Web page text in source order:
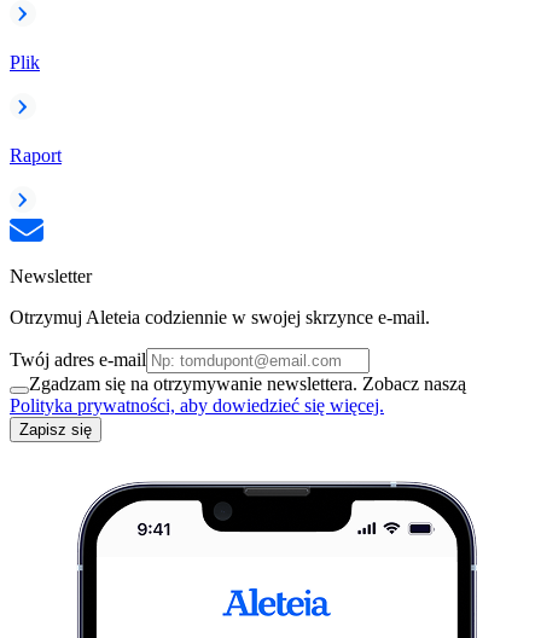
Plik
Raport
Newsletter
Otrzymuj Aleteia codziennie w swojej skrzynce e-mail.
Twój adres e-mail
Zgadzam się na otrzymywanie newslettera. Zobacz naszą
Polityka prywatności, aby dowiedzieć się więcej.
Zapisz się